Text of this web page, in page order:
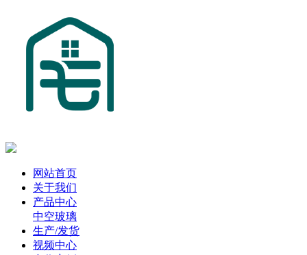
网站首页
关于我们
产品中心
中空玻璃
生产/发货
视频中心